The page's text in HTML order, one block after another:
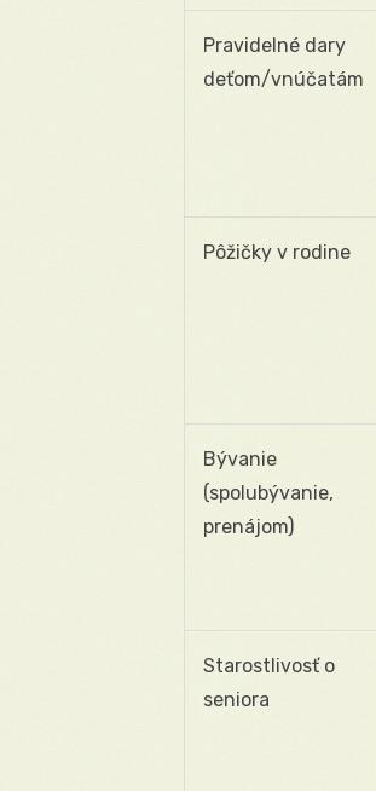
Pravidelné dary
deťom/vnúčatám
Pôžičky v rodine
Bývanie
(spolubývanie,
prenájom)
Starostlivosť o
seniora